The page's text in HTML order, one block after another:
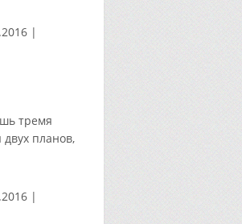
|
тремя
планов,
|